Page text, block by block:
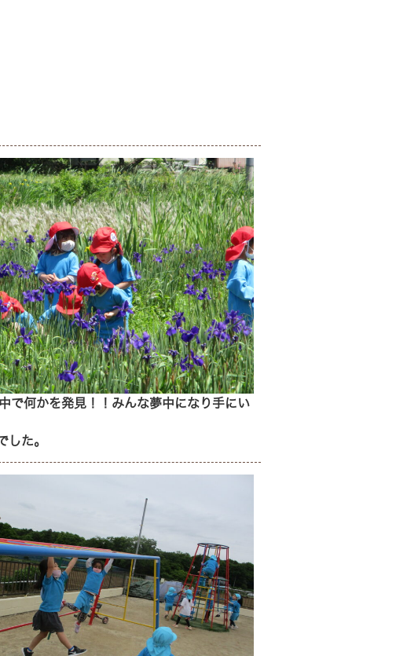
で何かを発見！！みんな夢中になり手にい
した。